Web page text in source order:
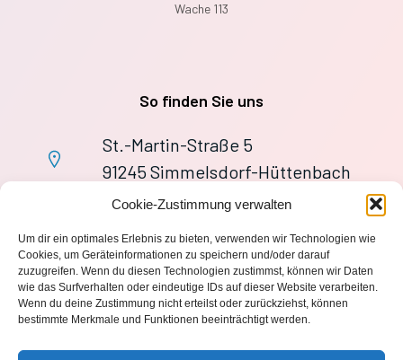
Cookie-Zustimmung verwalten
Um dir ein optimales Erlebnis zu bieten, verwenden wir Technologien wie
Cookies, um Geräteinformationen zu speichern und/oder darauf
zuzugreifen. Wenn du diesen Technologien zustimmst, können wir Daten
wie das Surfverhalten oder eindeutige IDs auf dieser Website verarbeiten.
Wenn du deine Zustimmung nicht erteilst oder zurückziehst, können
bestimmte Merkmale und Funktionen beeinträchtigt werden.
Wache 113
So finden Sie uns
St.-Martin-Straße 5
91245 Simmelsdorf-Hüttenbach
+49 9155 9279727
wache113@ff-huettenbach.de